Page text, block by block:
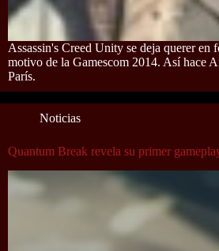
Assassin's Creed Unity se deja querer en
motivo de la Gamescom 2014. Así hace
París.
Noticias
Quantum Break revela su primer